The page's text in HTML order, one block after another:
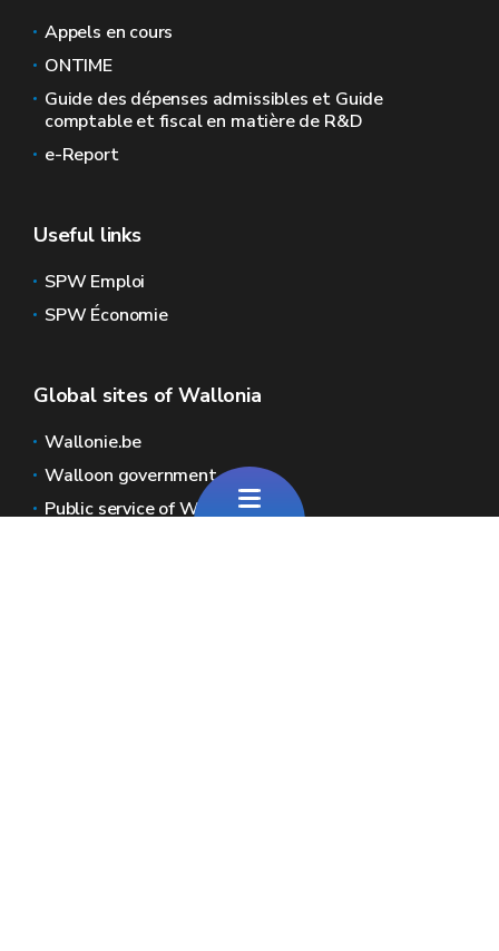
Appels en cours
ONTIME
Guide des dépenses admissibles et Guide
comptable et fiscal en matière de R&D
e-Report
Useful links
SPW Emploi
SPW Économie
Global sites of Wallonia
Wallonie.be
Walloon government
Public service of Wallonia